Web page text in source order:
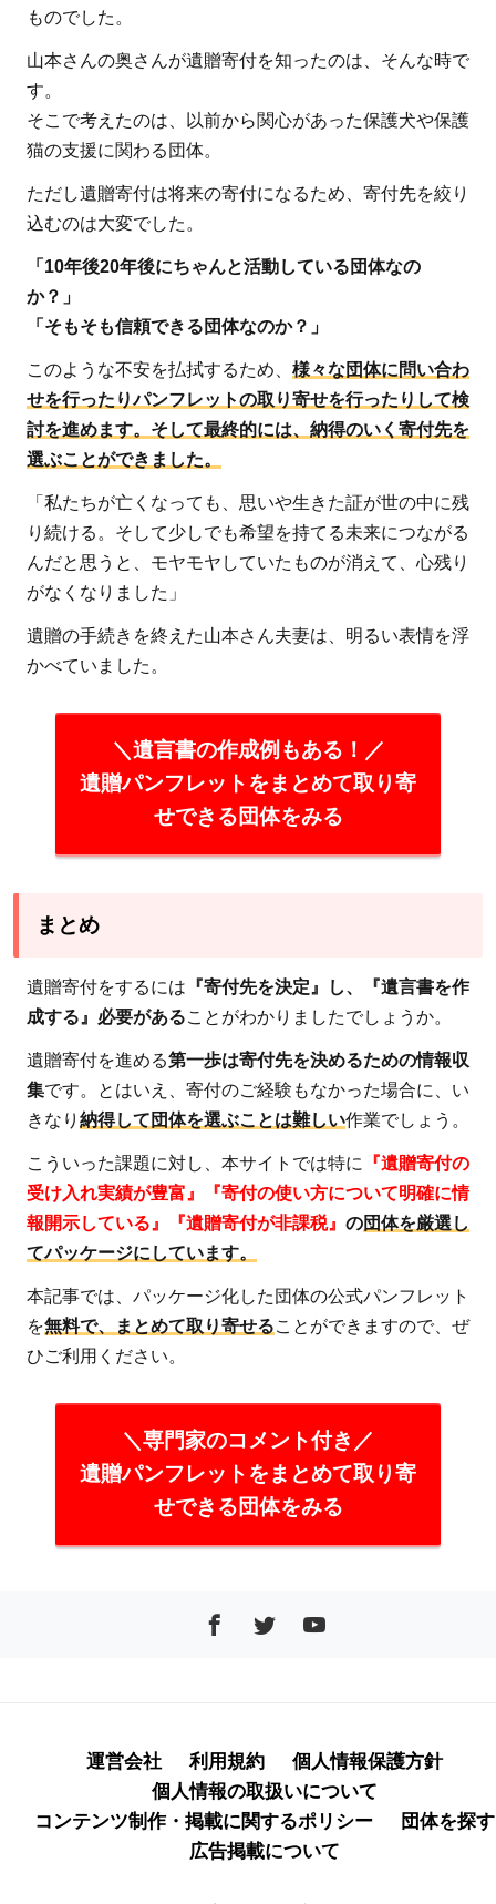
ものでした。
山本さんの奥さんが遺贈寄付を知ったのは、そんな時で
す。
そこで考えたのは、以前から関心があった保護犬や保護
猫の支援に関わる団体。
ただし遺贈寄付は将来の寄付になるため、寄付先を絞り
込むのは大変でした。
「10年後20年後にちゃんと活動している団体なの
か？」
「そもそも信頼できる団体なのか？」
このような不安を払拭するため、 様々な団体に問い合わ
せを行ったりパンフレットの取り寄せを行ったりして検
討を進めます。そして最終的には、納得のいく寄付先を
選ぶことができました。
「私たちが亡くなっても、思いや生きた証が世の中に残
り続ける。そして少しでも希望を持てる未来につながる
んだと思うと、モヤモヤしていたものが消えて、心残り
がなくなりました」
遺贈の手続きを終えた山本さん夫妻は、明るい表情を浮
かべていました。
＼遺言書の作成例もある！／
遺贈パンフレットをまとめて取り寄
せできる団体をみる
まとめ
遺贈寄付をするには 『寄付先を決定』し、『遺言書を作
成する』必要があることがわかりましたでしょうか。
遺贈寄付を進める第一歩は寄付先を決めるための情報収
集です。とはいえ、寄付のご経験もなかった場合に、い
きなり 納得して団体を選ぶことは難しい作業でしょう。
こういった課題に対し、本サイトでは特に
『遺贈寄付の
受け入れ実績が豊富』『寄付の使い方について明確に情
報開示している』『遺贈寄付が非課税』 の団体を厳選し
てパッケージにしています。
本記事では、パッケージ化した団体の公式パンフレット
を無料で、まとめて取り寄せることができますので、ぜ
ひご利用ください。
＼専門家のコメント付き／
遺贈パンフレットをまとめて取り寄
せできる団体をみる
運営会社 利用規約
個人情報保護方針
個人情報の取扱いについて
コンテンツ制作・掲載に関するポリシー
団体を探す
広告掲載について